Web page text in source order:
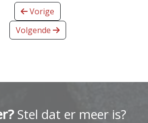
Vorige
Volgende
Stel dat er meer is?